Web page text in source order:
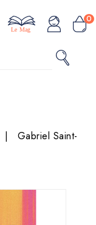
0
Le Mag
Gabriel Saint-